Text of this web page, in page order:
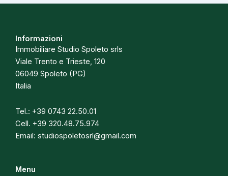
Informazioni
Immobiliare Studio Spoleto srls
Viale Trento e Trieste, 120
06049 Spoleto (PG)
Italia
Tel.: +39 0743 22.50.01
Cell. +39 320.48.75.974
Email: studiospoletosrl@gmail.com
Menu